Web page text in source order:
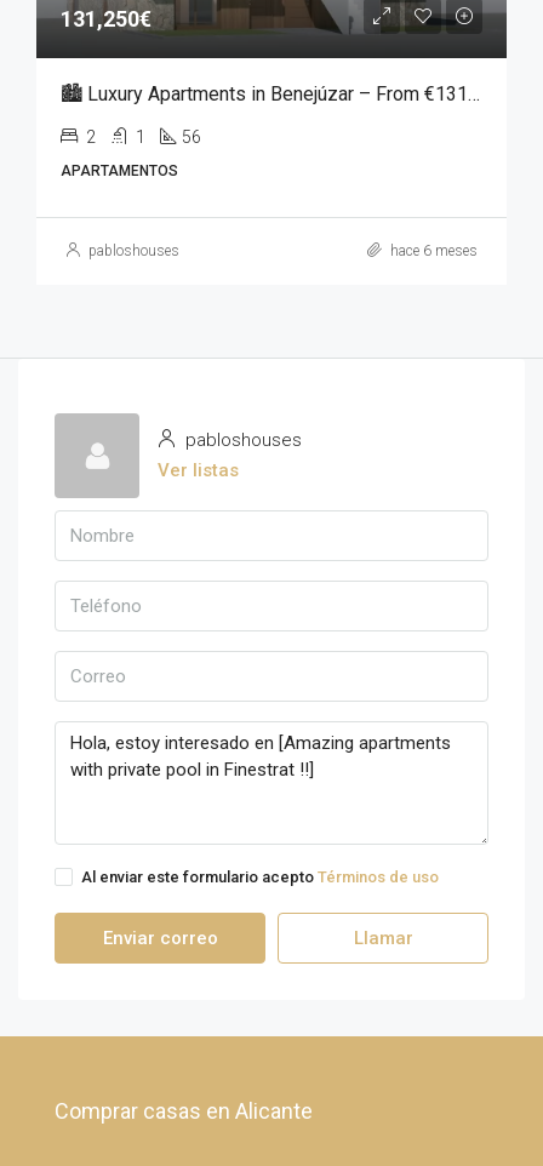
131,250€
🏙️ Luxury Apartments in Benejúzar – From €131,250
2 1 56
APARTAMENTOS
pabloshouses hace 6 meses
pabloshouses
Ver listas
Al enviar este formulario acepto Términos de uso
Enviar correo Llamar
Comprar casas en Alicante